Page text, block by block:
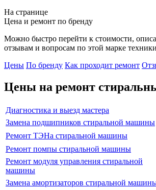
На странице
Цена и ремонт по бренду
Можно быстро перейти к стоимости,
отзывам и вопросам по этой марке
Цены По бренду Как проходит ремонт
Цены на ремонт
Диагностика и выезд мастера
Замена подшипников стиральной машины
Ремонт ТЭНа стиральной машины
Ремонт помпы стиральной машины
Ремонт модуля управления стиральной
машины
Замена амортизаторов стиральной